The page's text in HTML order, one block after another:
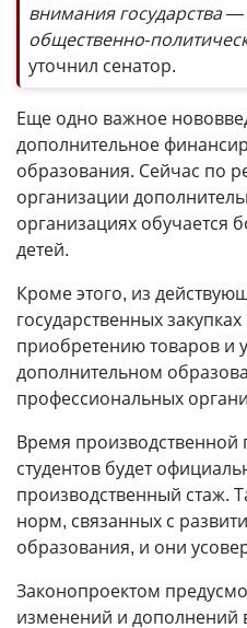
внимания государства
общественно-
уточнил сенатор.
Еще одно важное
дополнительное
образования. Сейчас по
организации
организациях обучается
детей.
Кроме этого, из
государственных
приобретению товаров и
дополнительном
профессиональных
Время производственной
студентов будет
производственный стаж.
норм, связанных с
образования, и они
Законопроектом
изменений и дополнений